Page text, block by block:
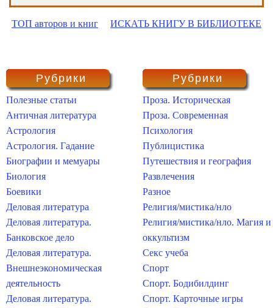
ТОП авторов и книг ИСКАТЬ КНИГУ В БИБЛИОТЕКЕ
Рубрики
Полезные статьи
Античная литература
Астрология
Астрология. Гадание
Биографии и мемуары
Биология
Боевики
Деловая литература
Деловая литература.
Банковское дело
Деловая литература.
Внешнеэкономическая
деятельность
Деловая литература.
Рубрики
Проза. Историческая
Проза. Современная
Психология
Публицистика
Путешествия и география
Развлечения
Разное
Религия/мистика/нло
Религия/мистика/нло. Магия и
оккультизм
Секс учеба
Спорт
Спорт. Бодибилдинг
Спорт. Карточные игры